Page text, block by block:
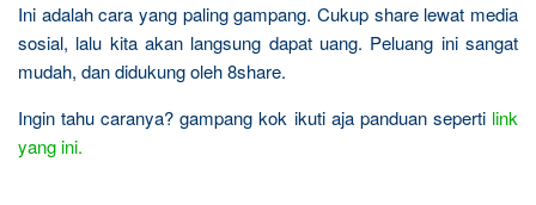
Ini adalah cara yang paling gampang. Cukup share lewat media
sosial, lalu kita akan langsung dapat uang. Peluang ini sangat
mudah, dan didukung oleh 8share.
Ingin tahu caranya? gampang kok ikuti aja panduan seperti link
yang ini.